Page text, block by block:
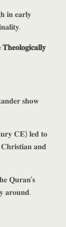
𝐢𝐧 𝐞𝐚𝐫𝐥𝐲
𝐬𝐡𝐨𝐰
𝐂𝐄) 𝐥𝐞𝐝 𝐭𝐨
𝐂𝐡𝐫𝐢𝐬𝐭𝐢𝐚𝐧 𝐚𝐧𝐝
𝐐𝐮𝐫𝐚𝐧’𝐬
𝐚𝐫𝐨𝐮𝐧𝐝.